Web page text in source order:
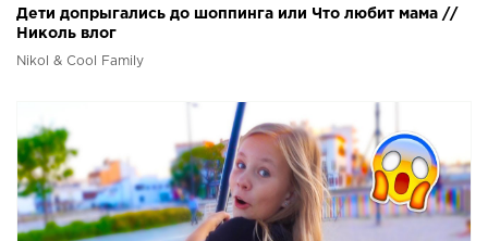
Дети допрыгались до шоппинга или Что любит мама //
Николь влог
Nikol & Cool Family